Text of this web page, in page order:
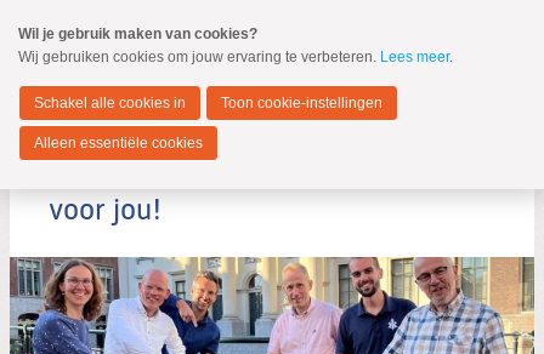
naar
Spring
de
inhoud
Spring
naar
Dordrecht
MENU
Zoeken:
voor jou!
Wil je gebruik maken van cookies?
Wij gebruiken cookies om jouw ervaring te verbeteren. Lees meer.
Schakel alle cookies in Toon cookie-instellingen
Alleen essentiële cookies